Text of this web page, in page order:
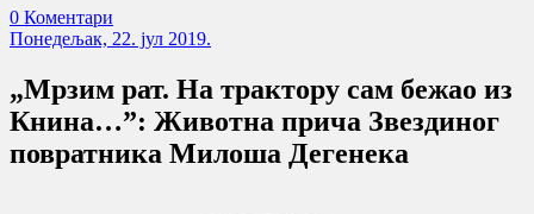
0 Коментари
Понедељак, 22. јул 2019.
„Мрзим рат. На трактору сам бежао из
Книна…”: Животна прича Звездиног
повратника Милоша Дегенека